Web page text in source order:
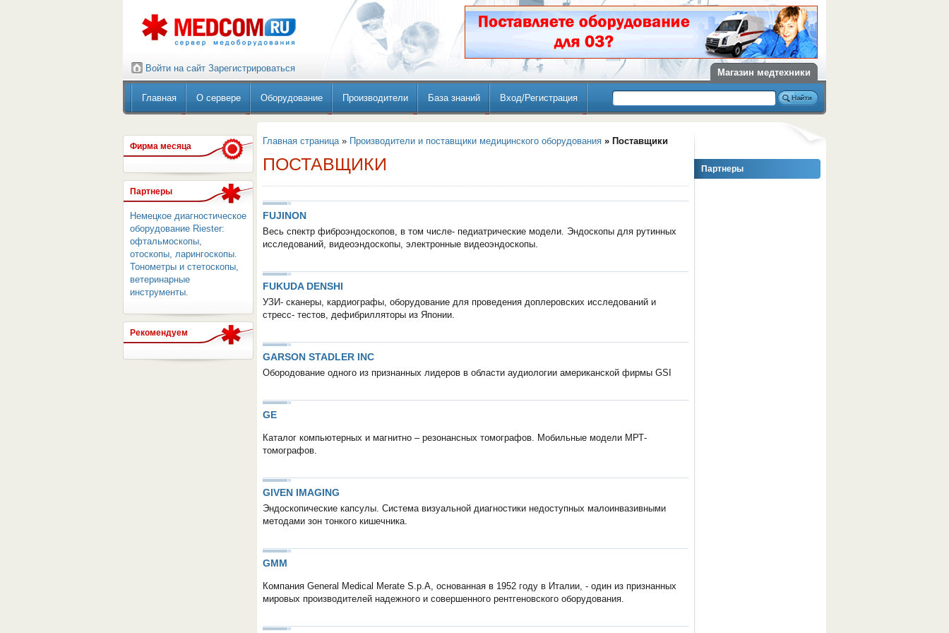
СЕРВЕР МЕДИЦИНСКОГО
Магазин медтехники
Войти на сайт Зарегистрироваться
Главная О сервере Оборудование Производители База знаний Вход/Регистрация
Партнеры
Фирма месяца
Партнеры
Немецкое диагностическое
оборудование Riester:
офтальмоскопы,
отоскопы, ларингоскопы.
Тонометры и стетоскопы,
ветеринарные
инструменты.
Рекомендуем
Главная страница» Производители и поставщики медицинского оборудования » Поставщики
ПОСТАВЩИКИ
FUJINON
Весь спектр фиброэндоскопов, в том числе- педиатрические модели. Эндоскопы для рутинных
исследований, видеоэндоскопы, электронные видеоэндоскопы.
FUKUDA DENSHI
УЗИ- сканеры, кардиографы, оборудование для проведения доплеровских исследований и
стресс- тестов, дефибрилляторы из Японии.
GARSON STADLER INC
Обородование одного из признанных лидеров в области аудиологии американской фирмы GSI
GE
Каталог компьютерных и магнитно – резонансных томографов. Мобильные модели МРТ-
томографов.
GIVEN IMAGING
Эндоскопические капсулы. Система визуальной диагностики недоступных малоинвазивными
методами зон тонкого кишечника.
GMM
Компания General Medical Merate S.p.A, основанная в 1952 году в Италии, - один из признанных
мировых производителей надежного и совершенного рентгеновского оборудования.